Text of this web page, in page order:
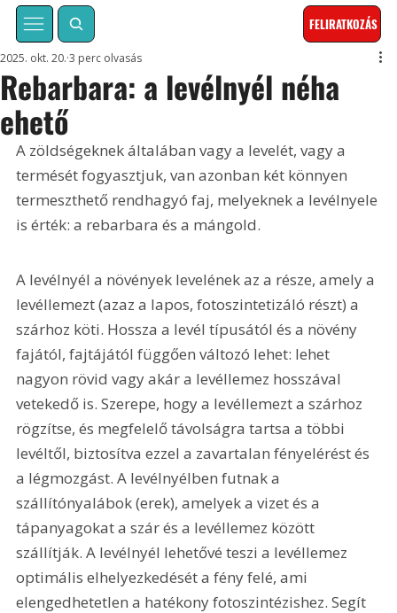
FELIRATKOZÁS
Rebarbara: a levélnyél néha
ehető
2025. okt. 20. 3 perc olvasás
A zöldségeknek általában vagy a levelét, vagy a
termését fogyasztjuk, van azonban két könnyen
termeszthető rendhagyó faj, melyeknek a levélnyele
is érték: a rebarbara és a mángold.
A levélnyél a növények levelének az a része, amely a
levéllemezt (azaz a lapos, fotoszintetizáló részt) a
szárhoz köti. Hossza a levél típusától és a növény
fajától, fajtájától függően változó lehet: lehet
nagyon rövid vagy akár a levéllemez hosszával
vetekedő is. Szerepe, hogy a levéllemezt a szárhoz
rögzítse, és megfelelő távolságra tartsa a többi
levéltől, biztosítva ezzel a zavartalan fényelérést és
a légmozgást. A levélnyélben futnak a
szállítónyalábok (erek), amelyek a vizet és a
tápanyagokat a szár és a levéllemez között
szállítják. A levélnyél lehetővé teszi a levéllemez
optimális elhelyezkedését a fény felé, ami
elengedhetetlen a hatékony fotoszintézishez. Segít